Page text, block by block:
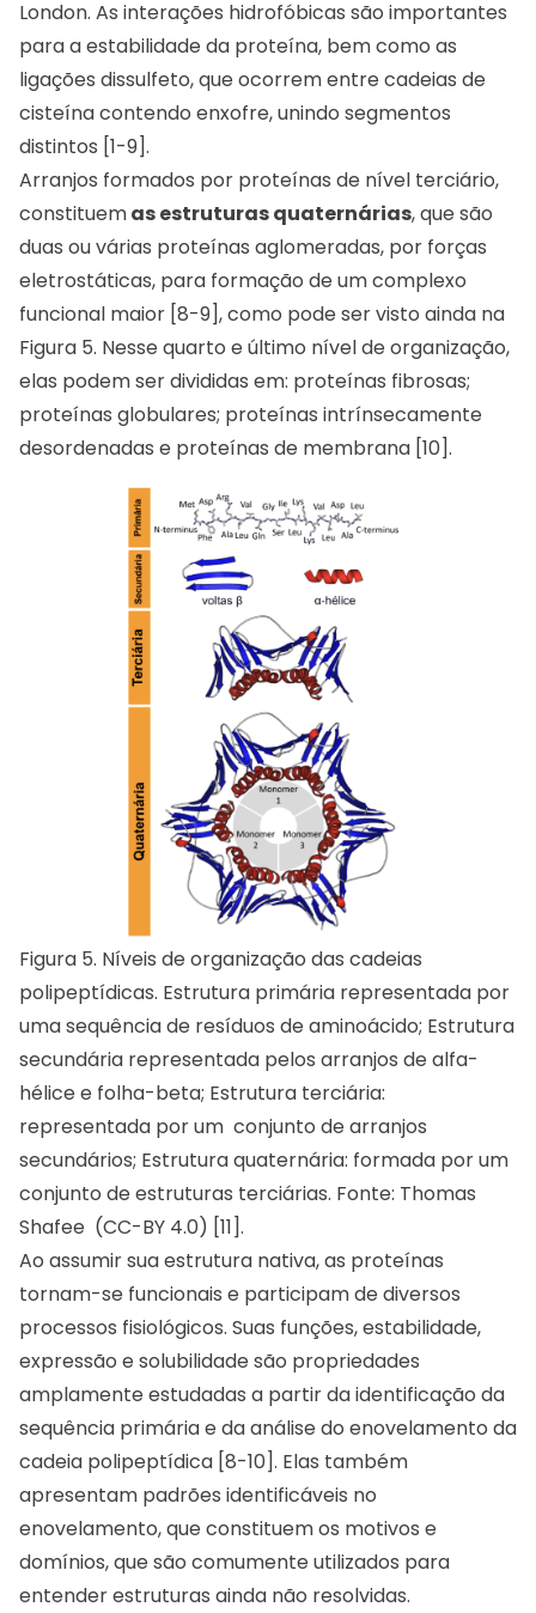
London. As interações hidrofóbicas são importantes
para a estabilidade da proteína, bem como as
ligações dissulfeto, que ocorrem entre cadeias de
cisteína contendo enxofre, unindo segmentos
distintos [1-9].
Arranjos formados por proteínas de nível terciário,
constituemas estruturas quaternárias, que são
duas ou várias proteínas aglomeradas, por forças
eletrostáticas, para formação de um complexo
funcional maior [8-9], como pode ser visto ainda na
Figura 5. Nesse quarto e último nível de organização,
elas podem ser divididas em: proteínas fibrosas;
proteínas globulares; proteínas intrínsecamente
desordenadas e proteínas de membrana [10].
Figura 5. Níveis de organização das cadeias
polipeptídicas. Estrutura primária representada por
uma sequência de resíduos de aminoácido; Estrutura
secundária representada pelos arranjos de alfa-
hélice e folha-beta; Estrutura terciária:
representada por um conjunto de arranjos
secundários; Estrutura quaternária: formada por um
conjunto de estruturas terciárias. Fonte: Thomas
Shafee (CC-BY 4.0) [11].
Ao assumir sua estrutura nativa, as proteínas
tornam-se funcionais e participam de diversos
processos fisiológicos. Suas funções, estabilidade,
expressão e solubilidade são propriedades
amplamente estudadas a partir da identificação da
sequência primária e da análise do enovelamento da
cadeia polipeptídica [8-10]. Elas também
apresentam padrões identificáveis no
enovelamento, que constituem os motivos e
domínios, que são comumente utilizados para
entender estruturas ainda não resolvidas.